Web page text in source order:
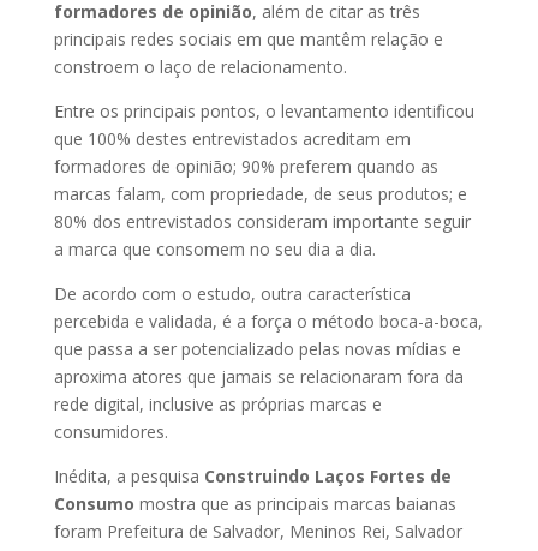
formadores de opinião, além de citar as três
principais redes sociais em que mantêm relação e
constroem o laço de relacionamento.
Entre os principais pontos, o levantamento identificou
que 100% destes entrevistados acreditam em
formadores de opinião; 90% preferem quando as
marcas falam, com propriedade, de seus produtos; e
80% dos entrevistados consideram importante seguir
a marca que consomem no seu dia a dia.
De acordo com o estudo, outra característica
percebida e validada, é a força o método boca-a-boca,
que passa a ser potencializado pelas novas mídias e
aproxima atores que jamais se relacionaram fora da
rede digital, inclusive as próprias marcas e
consumidores.
Inédita, a pesquisa Construindo Laços Fortes de
Consumo mostra que as principais marcas baianas
foram Prefeitura de Salvador, Meninos Rei, Salvador